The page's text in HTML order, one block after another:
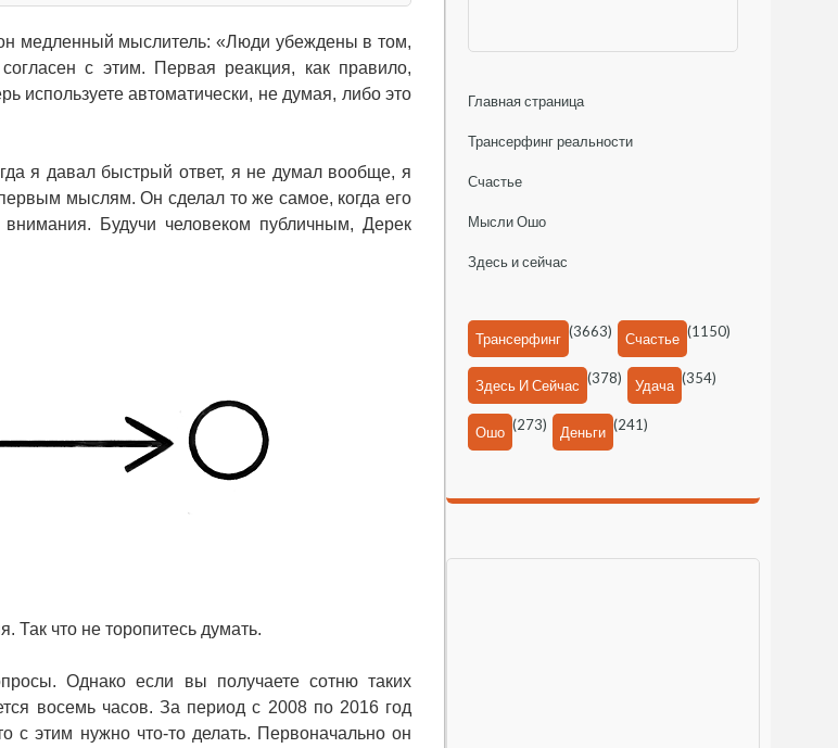
медленный мыслитель: «Люди убеждены в том,
с этим. Первая реакция, как правило,
используете автоматически, не думая, либо это
я давал быстрый ответ, я не думал вообще, я
мыслям. Он сделал то же самое, когда его
Будучи человеком публичным, Дерек
Так что не торопитесь думать.
Однако если вы получаете сотню таких
восемь часов. За период с 2008 по 2016 год
с этим нужно что-то делать. Первоначально он
Главная страница
Трансерфинг реальности
Счастье
Мысли Ошо
Здесь и сейчас
Трансерфинг (3663) Счастье (1150)
Здесь И Сейчас (378) Удача (354)
Ошо (273) Деньги (241)